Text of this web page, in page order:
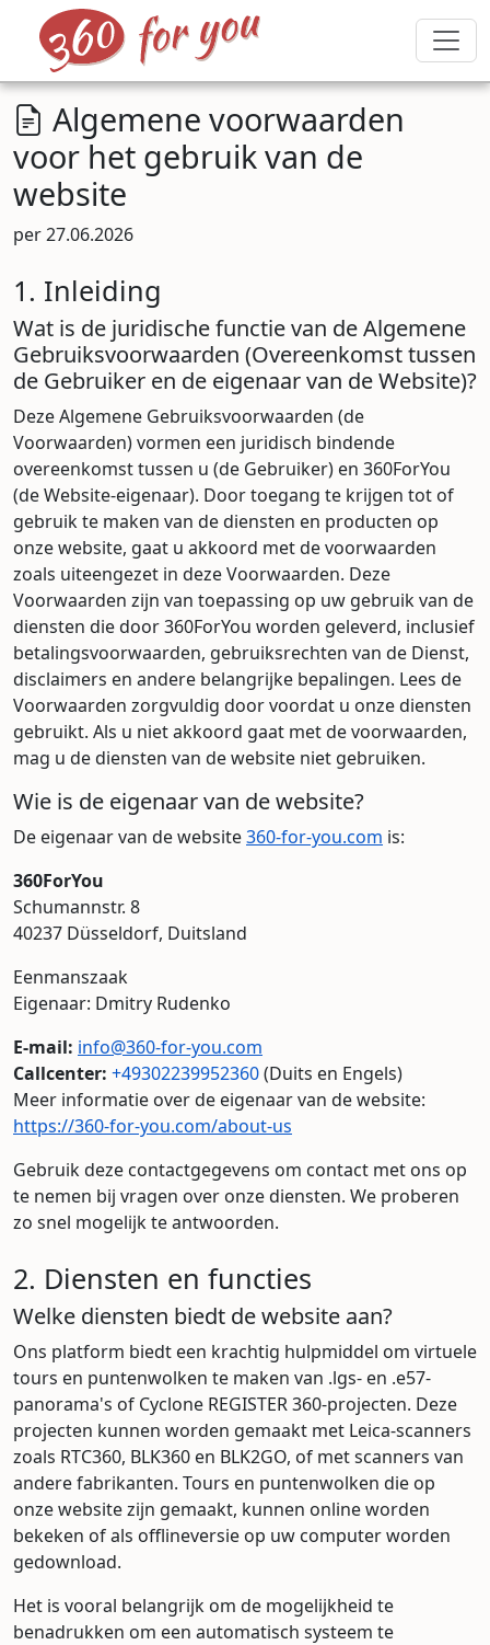
Algemene voorwaarden
voor het gebruik van de
website
per 27.06.2026
1. Inleiding
Wat is de juridische functie van de Algemene
Gebruiksvoorwaarden (Overeenkomst tussen
de Gebruiker en de eigenaar van de Website)?
Deze Algemene Gebruiksvoorwaarden (de
Voorwaarden) vormen een juridisch bindende
overeenkomst tussen u (de Gebruiker) en 360ForYou
(de Website-eigenaar). Door toegang te krijgen tot of
gebruik te maken van de diensten en producten op
onze website, gaat u akkoord met de voorwaarden
zoals uiteengezet in deze Voorwaarden. Deze
Voorwaarden zijn van toepassing op uw gebruik van de
diensten die door 360ForYou worden geleverd, inclusief
betalingsvoorwaarden, gebruiksrechten van de Dienst,
disclaimers en andere belangrijke bepalingen. Lees de
Voorwaarden zorgvuldig door voordat u onze diensten
gebruikt. Als u niet akkoord gaat met de voorwaarden,
mag u de diensten van de website niet gebruiken.
Wie is de eigenaar van de website?
De eigenaar van de website360-for-you.com is:
360ForYou
Schumannstr. 8
40237 Düsseldorf, Duitsland
Eenmanszaak
Eigenaar: Dmitry Rudenko
E-mail: info@360-for-you.com
Callcenter: +49302239952360(Duits en Engels)
Meer informatie over de eigenaar van de website:
https://360-for-you.com/about-us
Gebruik deze contactgegevens om contact met ons op
te nemen bij vragen over onze diensten. We proberen
zo snel mogelijk te antwoorden.
2. Diensten en functies
Welke diensten biedt de website aan?
Ons platform biedt een krachtig hulpmiddel om virtuele
tours en puntenwolken te maken van .lgs- en .e57-
panorama's of Cyclone REGISTER 360-projecten. Deze
projecten kunnen worden gemaakt met Leica-scanners
zoals RTC360, BLK360 en BLK2GO, of met scanners van
andere fabrikanten. Tours en puntenwolken die op
onze website zijn gemaakt, kunnen online worden
bekeken of als offlineversie op uw computer worden
gedownload.
Het is vooral belangrijk om de mogelijkheid te
benadrukken om een automatisch systeem te